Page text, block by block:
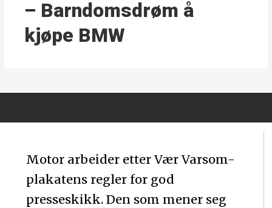
– Barndoms­drøm å
kjøpe BMW
Motor arbeider etter Vær Varsom-
plakatens regler for god
presseskikk. Den som mener seg